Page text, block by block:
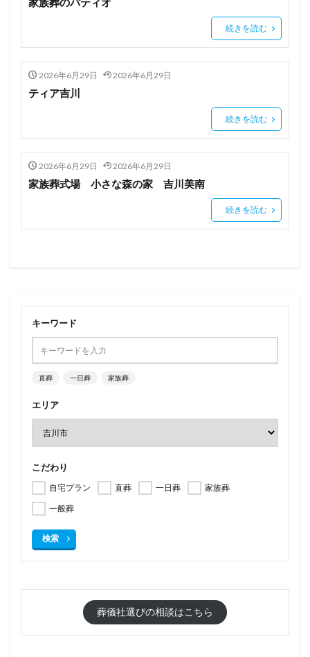
続きを読む
2026年6月29日 2026年6月29日
ティア吉川
続きを読む
2026年6月29日 2026年6月29日
家族葬式場 小さな森の家 吉川美南
続きを読む
キーワード
直葬 一日葬 家族葬
エリア
こだわり
自宅プラン 直葬 一日葬
家族葬
一般葬
検索
葬儀社選びの相談はこちら